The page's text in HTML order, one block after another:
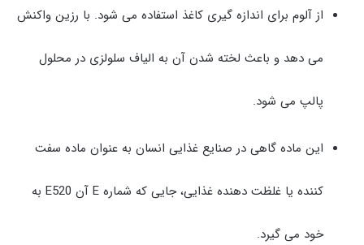
از آلوم برای اندازه گیری کاغذ استفاده می شود. با رزین واکنش
می دهد و باعث لخته شدن آن به الیاف سلولزی در محلول
پالپ می شود.
این ماده گاهی در صنایع غذایی انسان به عنوان ماده سفت
کننده یا غلظت دهنده غذایی، جایی که شماره E آن E520 به
خود می گیرد.